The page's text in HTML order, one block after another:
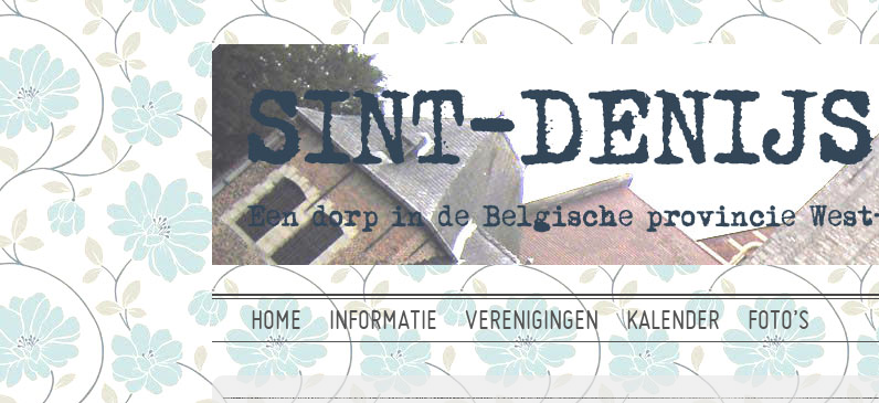
HOME INFORMATIE VERENIGINGEN KALENDER FOTO’S